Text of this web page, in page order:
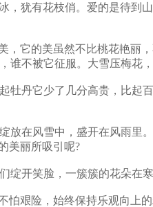
，犹有花枝俏。爱的是待到
它的美虽然不比桃花艳丽
不被它征服。大雪压梅花，
丹它少了几分高贵，比起
在风雪中，盛开在风雨里
美丽所吸引呢?
笑脸，一簇簇的花朵在
艰险，始终保持乐观向上